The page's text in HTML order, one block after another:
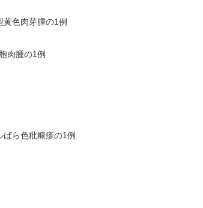
色肉芽腫の1例
肉腫の1例
ら色粃糠疹の1例